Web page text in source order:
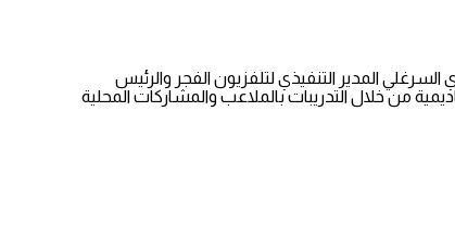
المدير التنفيذي لتلفزيون الفجر والرئيس
من خلال التدريبات بالملاعب والمشاركات المحلية